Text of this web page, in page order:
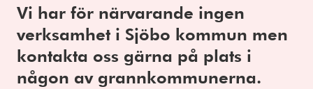
Vi har för närvarande ingen
verksamhet i Sjöbo kommun men
kontakta oss gärna på plats i
någon av grannkommunerna.